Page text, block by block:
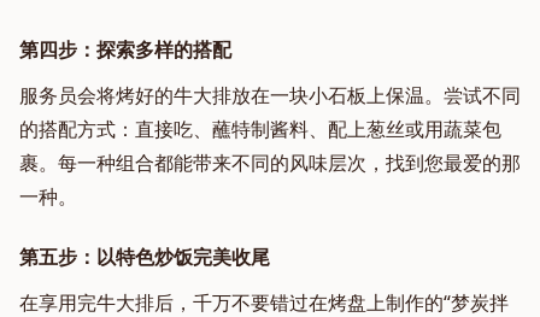
第四步：探索多样的搭配
服务员会将烤好的牛大排放在一块小石板上保温。尝试不同
的搭配方式：直接吃、蘸特制酱料、配上葱丝或用蔬菜包
裹。每一种组合都能带来不同的风味层次，找到您最爱的那
一种。
第五步：以特色炒饭完美收尾
在享用完牛大排后，千万不要错过在烤盘上制作的“梦炭拌